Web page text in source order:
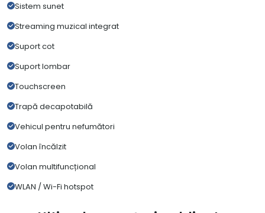
Sistem sunet
Streaming muzical integrat
Suport cot
Suport lombar
Touchscreen
Trapă decapotabilă
Vehicul pentru nefumători
Volan încălzit
Volan multifuncțional
WLAN / Wi-Fi hotspot